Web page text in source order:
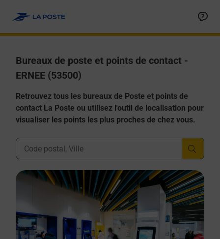
Bureaux de poste et points de contact -
ERNEE (53500)
Retrouvez tous les bureaux de Poste et points de
contact La Poste ou utilisez l'outil de localisation pour
visualiser les points les plus proches de chez vous.
Ville, Département, Code Postal